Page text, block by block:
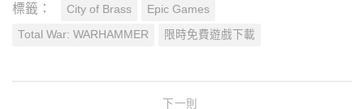
標籤： City of Brass Epic Games
Total War: WARHAMMER 限時免費遊戲下載
下一則